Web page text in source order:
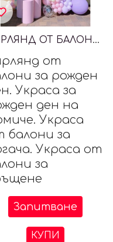
ГИРЛЯНД ОТ БАЛОНИ ЗА МОМИЧЕ
от
за рожден
Украса за
ден на
Украса
балони за
Украса от
за
Запитване
КУПИ